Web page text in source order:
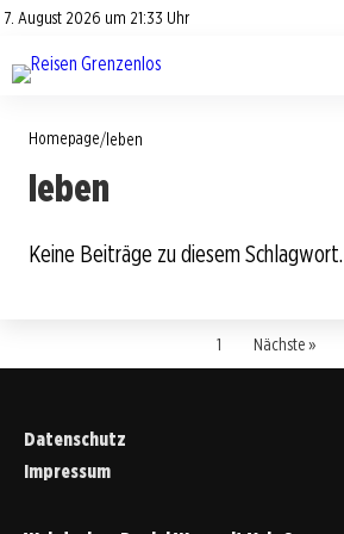
7. August 2026 um 21:33 Uhr
Datenschutz
Road Trips
Reisetipps
Homepage/leben
leben
Keine Beiträge zu diesem Schlagwort.
1 Nächste »
Datenschutz
Impressum